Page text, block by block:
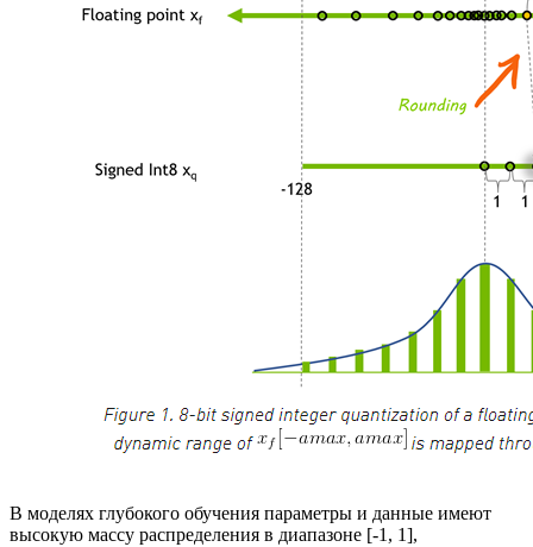
В моделях глубокого обучения параметры и данные имеют
высокую массу распределения в диапазоне [-1, 1],